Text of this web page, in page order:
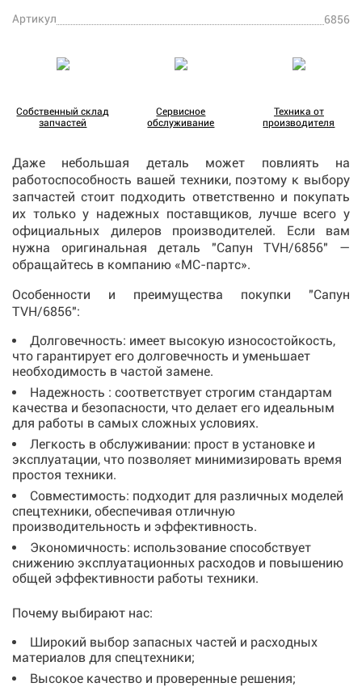
Артикул 6856
Собственный склад
запчастей
Сервисное
обслуживание
Техника от
производителя
Даже небольшая деталь может повлиять на
работоспособность вашей техники, поэтому к выбору
запчастей стоит подходить ответственно и покупать
их только у надежных поставщиков, лучше всего у
официальных дилеров производителей. Если вам
нужна оригинальная деталь "Сапун TVH/6856" —
обращайтесь в компанию «МС-партс».
Особенности и преимущества покупки "Сапун
TVH/6856":
Долговечность: имеет высокую износостойкость,
что гарантирует его долговечность и уменьшает
необходимость в частой замене.
Надежность : соответствует строгим стандартам
качества и безопасности, что делает его идеальным
для работы в самых сложных условиях.
Легкость в обслуживании: прост в установке и
эксплуатации, что позволяет минимизировать время
простоя техники.
Совместимость: подходит для различных моделей
спецтехники, обеспечивая отличную
производительность и эффективность.
Экономичность: использование способствует
снижению эксплуатационных расходов и повышению
общей эффективности работы техники.
Почему выбирают нас:
Широкий выбор запасных частей и расходных
материалов для спецтехники;
Высокое качество и проверенные решения;